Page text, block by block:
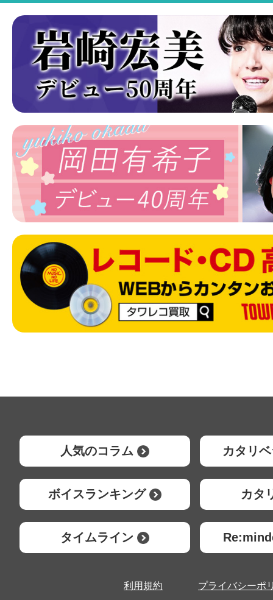
人気のコラム カタリ
ボイスランキング カタ
タイムライン
利用規約 プライバシーポ